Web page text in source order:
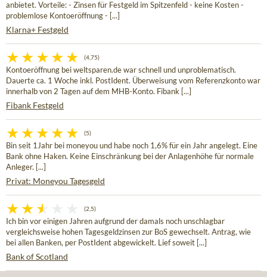
anbietet. Vorteile: - Zinsen für Festgeld im Spitzenfeld - keine Kosten -
problemlose Kontoeröffnung - [...]
Klarna+ Festgeld
(4,75)
Kontoeröffnung bei weltsparen.de war schnell und unproblematisch.
Dauerte ca. 1 Woche inkl. PostIdent. Überweisung vom Referenzkonto war
innerhalb von 2 Tagen auf dem MHB-Konto. Fibank [...]
Fibank Festgeld
(5)
Bin seit 1Jahr bei moneyou und habe noch 1,6% für ein Jahr angelegt. Eine
Bank ohne Haken. Keine Einschränkung bei der Anlagenhöhe für normale
Anleger. [...]
Privat: Moneyou Tagesgeld
(2,5)
Ich bin vor einigen Jahren aufgrund der damals noch unschlagbar
vergleichsweise hohen Tagesgeldzinsen zur BoS gewechselt. Antrag, wie
bei allen Banken, per PostIdent abgewickelt. Lief soweit [...]
Bank of Scotland